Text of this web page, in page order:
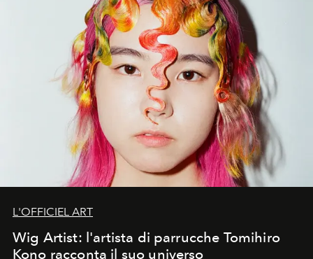
L'OFFICIEL ART
Wig Artist: l'artista di parrucche Tomihiro
Kono racconta il suo universo